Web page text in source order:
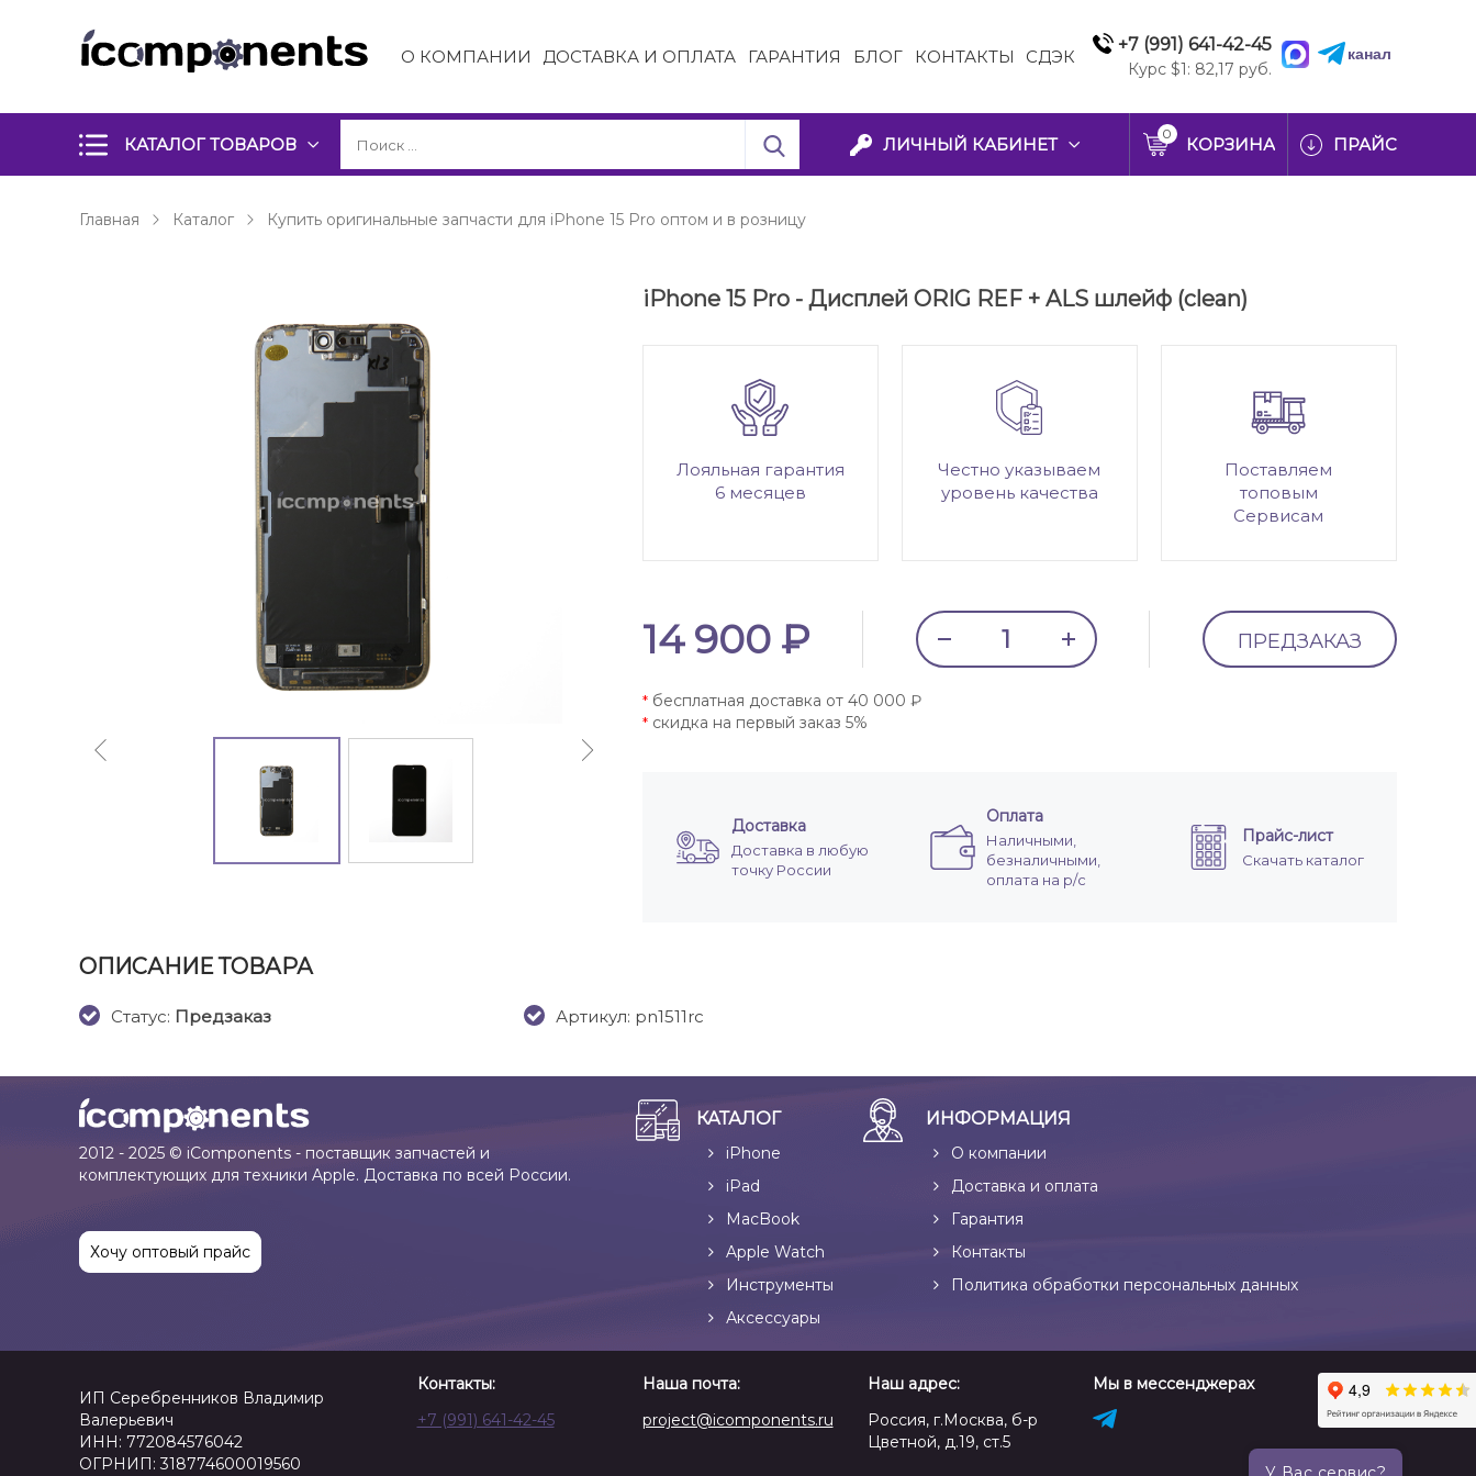
О КОМПАНИИ ДОСТАВКА И ОПЛАТА ГАРАНТИЯ БЛОГ КОНТАКТЫ СДЭК
+7 (991) 641-42-45
Курс $1: 82,17 руб.
канал
КАТАЛОГ ТОВАРОВ ЛИЧНЫЙ КАБИНЕТ
0
КОРЗИНА ПРАЙС
Главная Каталог Купить оригинальные запчасти для iPhone 15 Pro оптом и в розницу
iPhone 15 Pro - Дисплей ORIG REF + ALS шлейф (clean)
Лояльная гарантия
6 месяцев
Честно указываем
уровень качества
Поставляем
топовым
Сервисам
14 900 ₽ ПРЕДЗАКАЗ
*бесплатная доставка от 40 000 ₽
*скидка на первый заказ 5%
Доставка
Доставка в любую
точку России
Оплата
Наличными,
безналичными,
оплата на р/с
Прайс-лист
Скачать каталог
ОПИСАНИЕ ТОВАРА
Cтатус: Предзаказ Артикул: pn1511rc
2012 - 2025 © iComponents - поставщик запчастей и
комплектующих для техники Apple. Доставка по всей России.
Хочу оптовый прайс
КАТАЛОГ
iPhone
iPad
MacBook
Apple Watch
Инструменты
Аксессуары
ИНФОРМАЦИЯ
О компании
Доставка и оплата
Гарантия
Контакты
Политика обработки персональных данных
ИП Серебренников Владимир
Валерьевич
ИНН: 772084576042
ОГРНИП: 318774600019560
Контакты:
+7 (991) 641-42-45
Наша почта:
project@icomponents.ru
Наш адрес:
Россия, г.Москва, б-р
Цветной, д.19, ст.5
Мы в мессенджерах